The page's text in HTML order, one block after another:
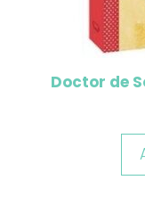
Doctor de